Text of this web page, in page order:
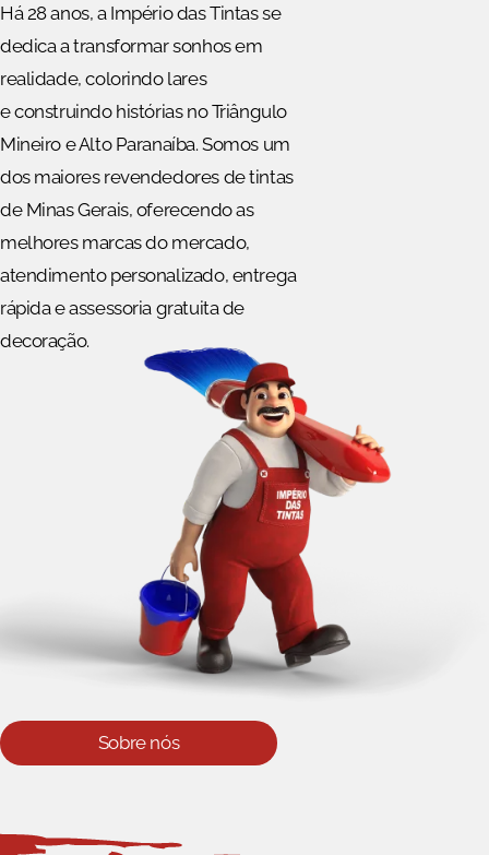
Há 28 anos, a Império das Tintas se
dedica a transformar sonhos em
realidade, colorindo lares
e construindo histórias no Triângulo
Mineiro e Alto Paranaíba. Somos um
dos maiores revendedores de tintas
de Minas Gerais, oferecendo as
melhores marcas do mercado,
atendimento personalizado, entrega
rápida e assessoria gratuita de
decoração.
Sobre nós